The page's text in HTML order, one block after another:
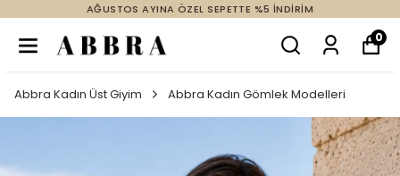
AĞUSTOS AYINA ÖZEL SEPETTE %5 İNDİRİM
0
Abbra Kadın Üst Giyim Abbra Kadın Gömlek Modelleri